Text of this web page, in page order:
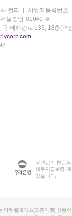
컬리 사업자등록번호
울강남-01646 호
구 테헤란로 133, 18층(역
고객님이 현금
채무지급보증
있습니다.
켓플레이스(오픈마켓) 상품